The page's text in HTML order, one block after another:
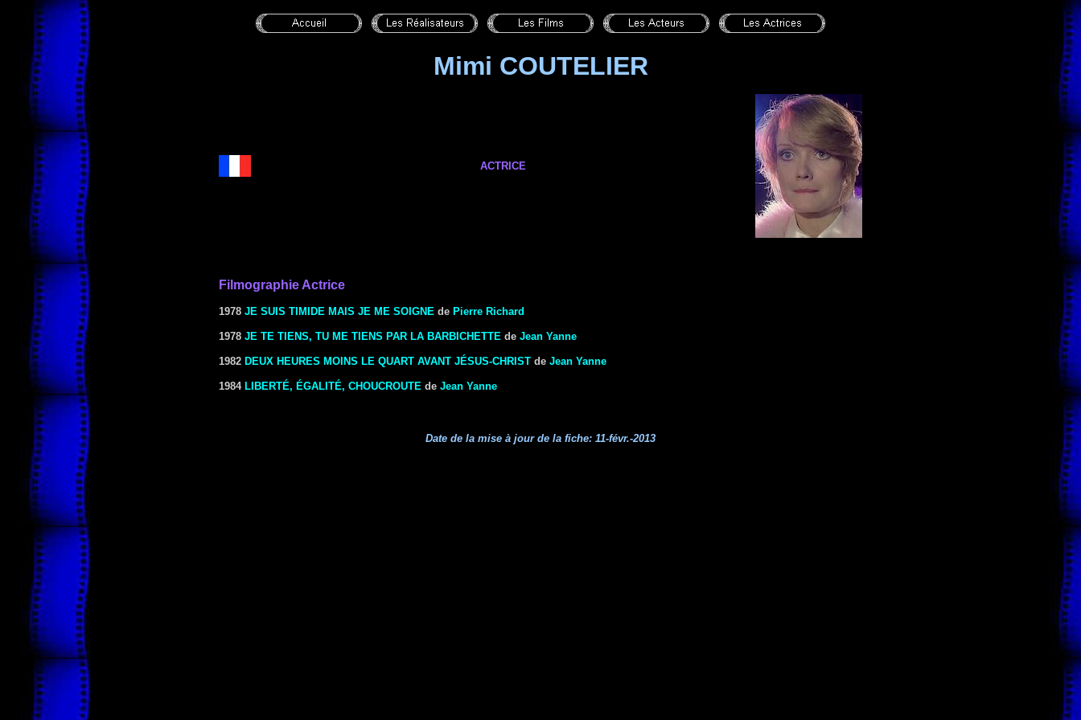
Mimi COUTELIER
ACTRICE
Filmographie Actrice
1978 JE SUIS TIMIDE MAIS JE ME SOIGNE de Pierre Richard
1978 JE TE TIENS, TU ME TIENS PAR LA BARBICHETTE de Jean Yanne
1982 DEUX HEURES MOINS LE QUART AVANT JÉSUS-CHRIST de Jean Yanne
1984 LIBERTÉ, ÉGALITÉ, CHOUCROUTE de Jean Yanne
Date de la mise à jour de la fiche: 11-févr.-2013